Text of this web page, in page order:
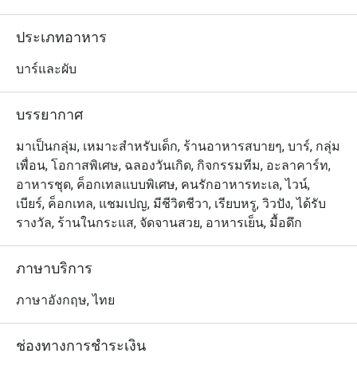
และเพลิดเพลินกับการชมพระอาทิตย์ที่กำลังจะตกดิน ทาง
ร้านพร้อมที่จะเสิร์ฟเมนูเครื่องดื่มมากมาย รวมไปถึงเมนู
Belvedere ส่วนเชฟนั้นยังใส่ใจกับการเลือกสรรค์วัตถุดิบ เพื่อ
ประเภทอาหาร
บาร์และผับ
บรรยากาศ
มาเป็นกลุ่ม, เหมาะสำหรับเด็ก, ร้านอาหารสบายๆ, บาร์, กลุ่ม
เพื่อน, โอกาสพิเศษ, ฉลองวันเกิด, กิจกรรมทีม, อะลาคาร์ท,
อาหารชุด, ค็อกเทลแบบพิเศษ, คนรักอาหารทะเล, ไวน์,
เบียร์, ค็อกเทล, แชมเปญ, มีชีวิตชีวา, เรียบหรู, วิวปัง, ได้รับ
รางวัล, ร้านในกระแส, จัดจานสวย, อาหารเย็น, มื้อดึก
ภาษาบริการ
ภาษาอังกฤษ, ไทย
ช่องทางการชำระเงิน